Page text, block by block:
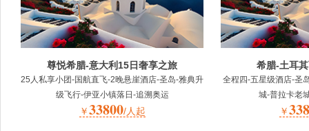
尊悦希腊-意大利15日奢享之旅
25人私享小团-国航直飞-2晚悬崖酒店-圣岛-雅典升
级飞行-伊亚小镇落日-追溯奥运
￥33800/人起
希腊-土耳
全程四-五星级酒店-圣
城-普拉卡老
￥